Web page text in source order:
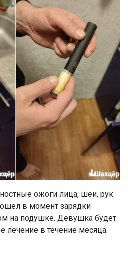
ожоги лица, шеи, рук.
в момент зарядки
на подушке. Девушка будет
лечение в течение месяца.